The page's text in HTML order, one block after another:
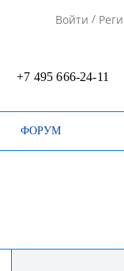
Войти /
+7 495 666-24-11
ФОРУМ